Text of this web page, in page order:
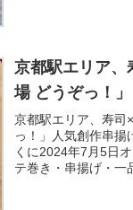
京都駅エリア、
場 どうぞっ！」
京都駅エリア、寿司
っ！」人気創作串揚
くに2024年7月5日
テ巻き・串揚げ・一